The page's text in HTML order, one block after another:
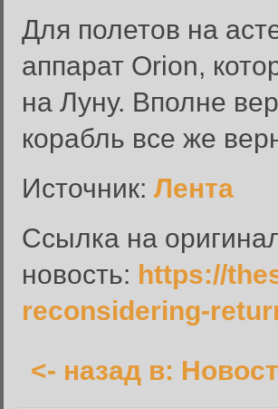
Для полетов на
аппарат Orion,
на Луну. Вполне
корабль все же
Источник: Лента
Ссылка на
новость: https://
reconsidering-
<- назад в:
Забыли пароль?
Инструкция по
введенному адресу.
Сбросить пароль
Имя пользователя или адрес электронной
Вернуться к